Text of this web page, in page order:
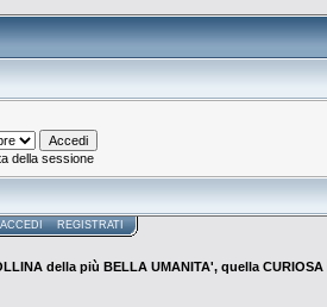
della sessione
ACCEDI REGISTRATI
della più BELLA UMANITA', quella CURIOSA